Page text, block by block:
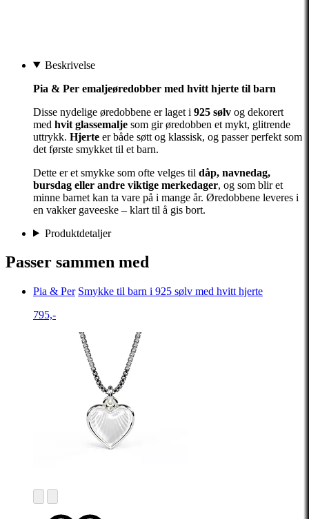
Beskrivelse
Pia & Per emaljeøredobber med hvitt hjerte til barn
Disse nydelige øredobbene er laget i 925 sølv og dekorert
med hvit glassemalje som gir øredobben et mykt, glitrende
uttrykk. Hjerte er både søtt og klassisk, og passer perfekt som
det første smykket til et barn.
Dette er et smykke som ofte velges til dåp, navnedag,
bursdag eller andre viktige merkedager, og som blir et
minne barnet kan ta vare på i mange år. Øredobbene leveres i
en vakker gaveeske – klart til å gis bort.
Produktdetaljer
Passer sammen med
Pia & Per Smykke til barn i 925 sølv med hvitt hjerte
795,-